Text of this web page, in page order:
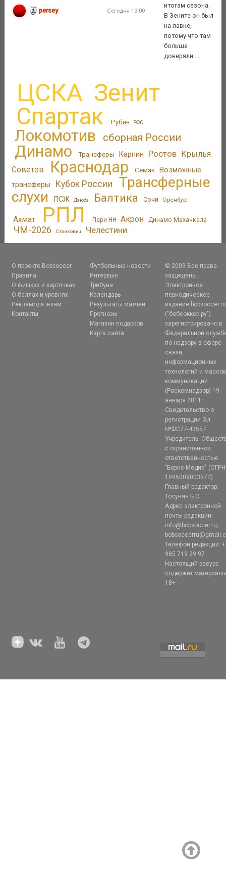
persey Сегодня 13:00
итогам сезона.
В Зените он был
на лавке,
потому что там
больше
доверяли ...
ЦСКА Зенит
Спартак Рубин РФС
Локомотив сборная России
Динамо Трансферы Карпин Ростов
Крылья
Советов
Краснодар Семак Возможные
трансферы
Кубок России
Трансферные
слухи
ПСЖ Дзюба Балтика Сочи Оренбург
Ахмат РПЛ Пари НН Акрон Динамо Махачкала
ЧМ-2026 Станкович Челестини
О проекте Bobsoccer
Правила
О фишках и карточках
О баллах и уровнях
Рекламодателям
Контакты
Футбольные новости
Интервью
Трибуна
Календарь
Результаты матчей
Прогнозы
Магазин подарков
Карта сайта
© 2009 Все права
защищены.
Электронное
периодическое
издание bobsoccer.ru
("бобсоккер.ру")
зарегистрировано в
Федеральной
по надзору в сфере
связи,
информационных
технологий и
коммуникаций
(Роскомнадзор) 19
января 2011г.
Свидетельство о
регистрации Эл
№ФС77-43557.
Учредитель:
с ограниченной
ответственностью
"Борис-Медиа" (ОГРН
1095009003572)
Главный редактор:
Тосунян Б.С.
Адрес электронной
почты редакции:
info@bobsoccer.ru;
Телефон редакции:
985 719 29 97
Настоящий ресурс
содержит
18+